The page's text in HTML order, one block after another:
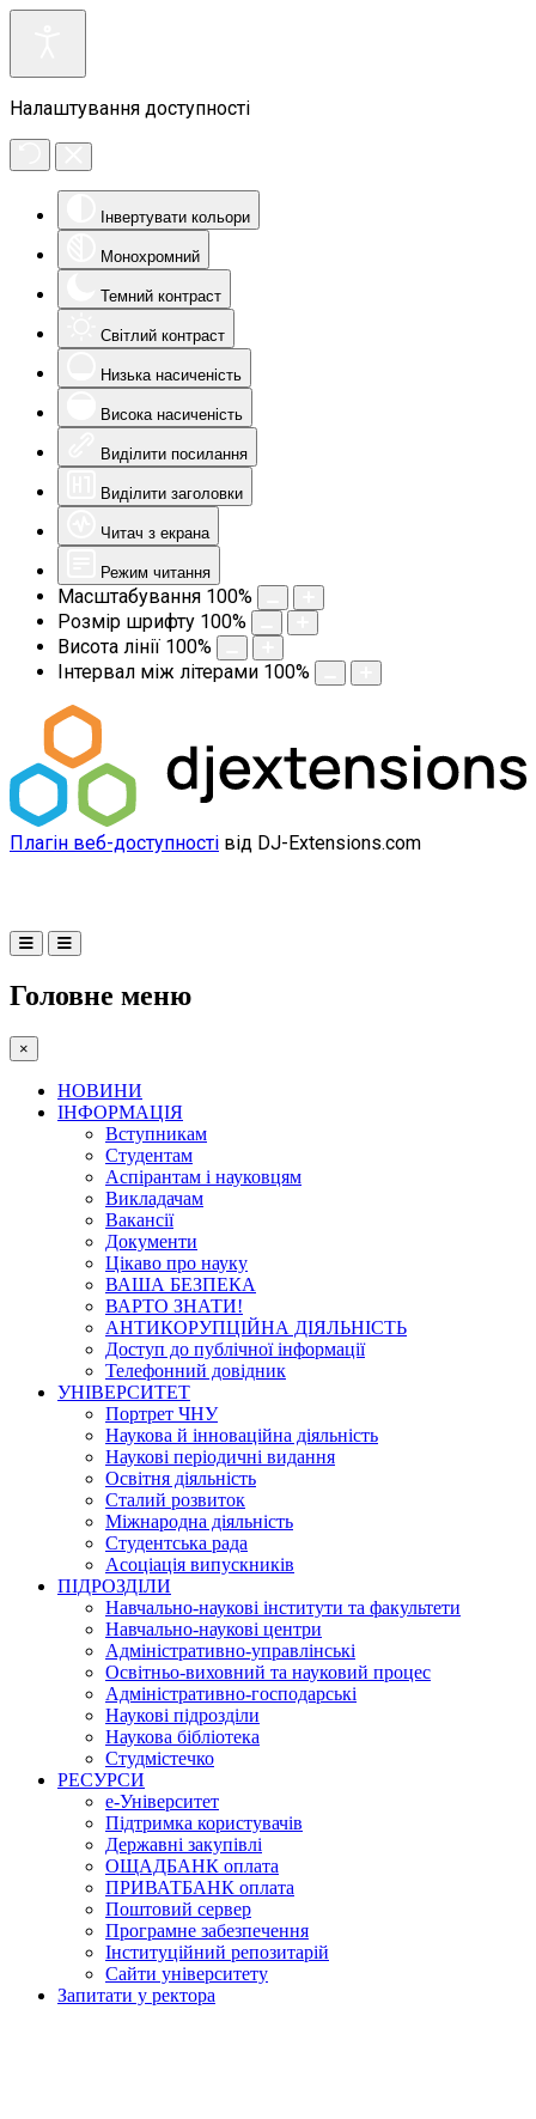
Налаштування доступності
Інвертувати кольори
Монохромний
Темний контраст
Світлий контраст
Низька насиченість
Висока насиченість
Виділити посилання
Виділити заголовки
Читач з екрана
Режим читання
Масштабування 100%
Розмір шрифту 100%
Висота лінії 100%
Інтервал між літерами 100%
Плагін веб-доступності від DJ-Extensions.com
Головне меню
×
НОВИНИ
ІНФОРМАЦІЯ
Вступникам
Студентам
Аспірантам і науковцям
Викладачам
Вакансії
Документи
Цікаво про науку
ВАША БЕЗПЕКА
ВАРТО ЗНАТИ!
АНТИКОРУПЦІЙНА ДІЯЛЬНІСТЬ
Доступ до публічної інформації
Телефонний довідник
УНІВЕРСИТЕТ
Портрет ЧНУ
Наукова й інноваційна діяльність
Наукові періодичні видання
Освітня діяльність
Сталий розвиток
Міжнародна діяльність
Студентська рада
Асоціація випускників
ПІДРОЗДІЛИ
Навчально-наукові інститути та факультети
Навчально-наукові центри
Адміністративно-управлінські
Освітньо-виховний та науковий процес
Адміністративно-господарські
Наукові підрозділи
Наукова бібліотека
Студмістечко
РЕСУРСИ
е-Університет
Підтримка користувачів
Державні закупівлі
ОЩАДБАНК оплата
ПРИВАТБАНК оплата
Поштовий сервер
Програмне забезпечення
Інституційний репозитарій
Сайти університету
Запитати у ректора